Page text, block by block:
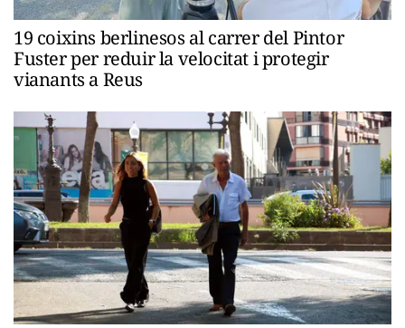
19 coixins berlinesos al carrer del Pintor
Fuster per reduir la velocitat i protegir
vianants a Reus